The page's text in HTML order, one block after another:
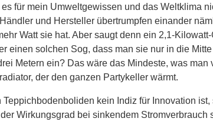
für mein Umweltgewissen und das Weltklima
und Hersteller übertrumpfen einander
Watt sie hat. Aber saugt denn ein 2,1-
einen solchen Sog, dass man sie nur in die
Metern ein? Das wäre das Mindeste, was
der den ganzen Partykeller wärmt.
kein Indiz für Innovation
Wirkungsgrad bei sinkendem